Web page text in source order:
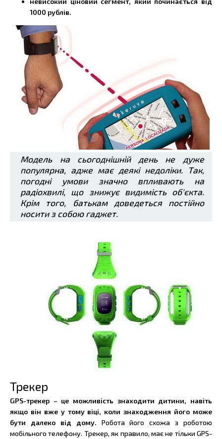
1000 рублів.
Модель на сьогоднішній день не дуже
популярна, адже має деякі недоліки. Так,
погодні умови значно впливають на
радіохвилі, що знижує видимість об'єкта.
Крім того, батькам доведеться постійно
носити з собою гаджет.
Трекер
GPS-трекер – це можливість знаходити дитини, навіть
якщо він вже у тому віці, коли знаходження його може
бути далеко від дому. Робота його схожа з роботою
мобільного телефону. Трекер, як правило, має не тільки GPS-